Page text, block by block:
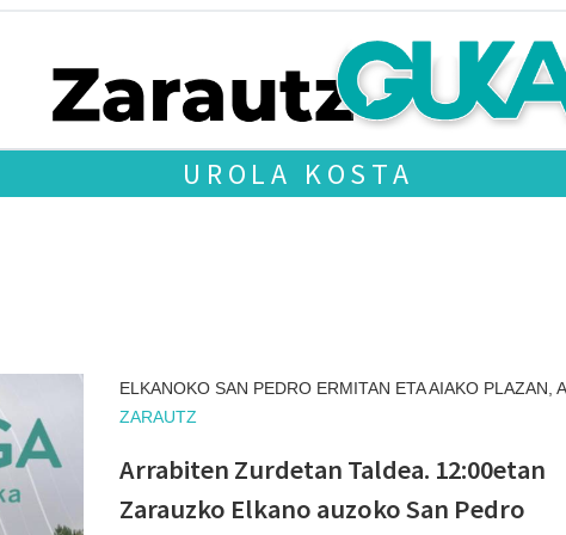
UROLA KOSTA
ELKANOKO SAN PEDRO ERMITAN ETA AIAKO PLAZAN,
ZARAUTZ
Arrabiten Zurdetan Taldea. 12:00etan
Zarauzko Elkano auzoko San Pedro